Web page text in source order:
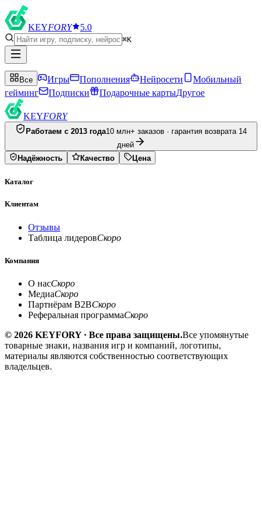
KEYFORY 5.0
⌘K
Все Игры Пополнения Нейросети
Мобильный
гейминг
Подписки Подарочные картыДругое
KEYFORY
Работаем с 2013 года10 млн+ заказов · гарантия возврата 14
дней
Надёжность
Качество Цена
Каталог
Клиентам
Отзывы
Таблица лидеровСкоро
Компания
О насСкоро
МедиаСкоро
Партнёрам B2BСкоро
Реферальная программаСкоро
© 2026 KEYFORY · Все права защищены.Все упомянутые
товарные знаки, названия игр и компаний, логотипы,
материалы являются собственностью соответствующих
владельцев.